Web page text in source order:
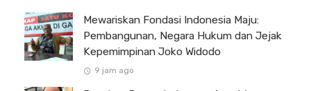
Mewariskan Fondasi Indonesia Maju:
Pembangunan, Negara Hukum dan Jejak
Kepemimpinan Joko Widodo
9 jam ago